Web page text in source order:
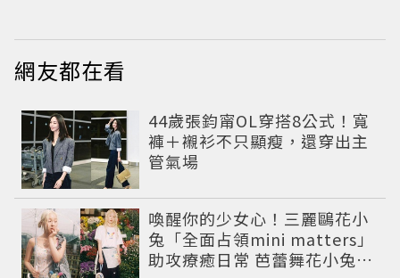
網友都在看
44歲張鈞甯OL穿搭8公式！寬
褲＋襯衫不只顯瘦，還穿出主
管氣場
喚醒你的少女心！三麗鷗花小
兔「全面占領mini matters」
助攻療癒日常 芭蕾舞花小兔娃